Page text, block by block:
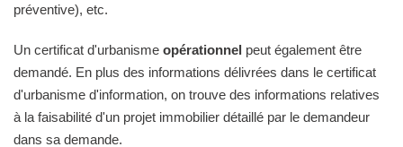
préventive), etc.
Un certificat d'urbanisme opérationnel peut également être
demandé. En plus des informations délivrées dans le certificat
d'urbanisme d'information, on trouve des informations relatives
à la faisabilité d'un projet immobilier détaillé par le demandeur
dans sa demande.